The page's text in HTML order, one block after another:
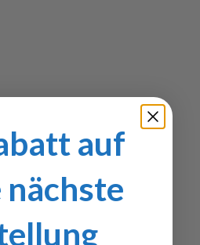
auf
nächste